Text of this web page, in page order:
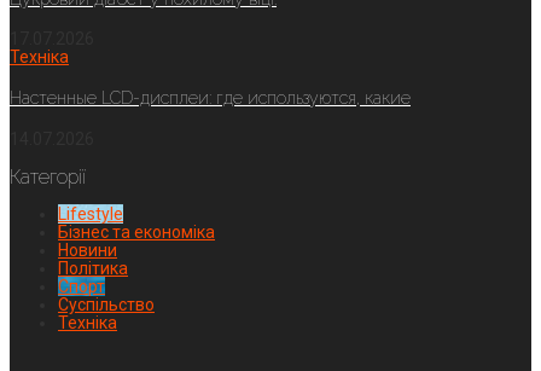
Техніка
Настенные LCD-дисплеи: где используются, какие
Категорії
Lifestyle
Бізнес та економіка
Новини
Політика
Спорт
Суспільство
Техніка